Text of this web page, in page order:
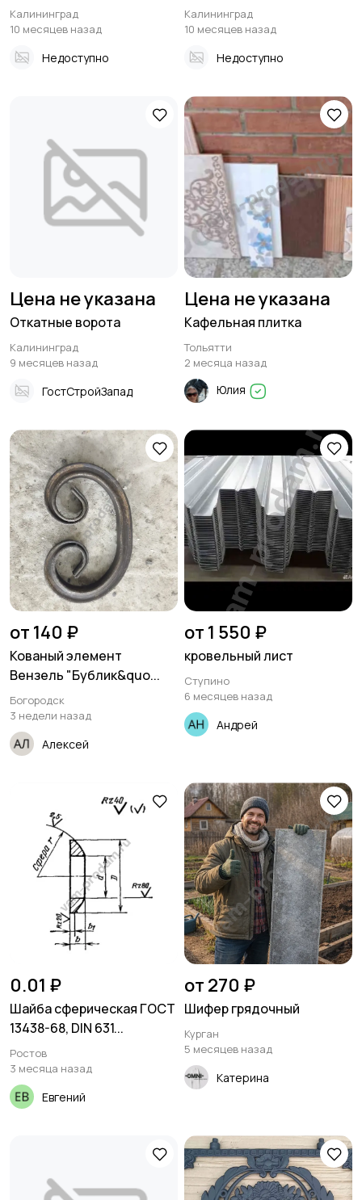
Калининград
10 месяцев назад
Недоступно
Калининград
10 месяцев назад
Недоступно
Цена не указана
Откатные ворота
Калининград
9 месяцев назад
ГостСтройЗапад
Цена не указана
Кафельная плитка
Тольятти
2 месяца назад
Юлия
от 140 ₽
Кованый элемент
Вензель "Бублик&quo...
Богородск
3 недели назад
Алексей
от 1 550 ₽
кровельный лист
Ступино
6 месяцев назад
Андрей
0.01 ₽
Шайба сферическая ГОСТ
13438-68, DIN 631...
Ростов
3 месяца назад
Евгений
от 270 ₽
Шифер грядочный
Курган
5 месяцев назад
Катерина